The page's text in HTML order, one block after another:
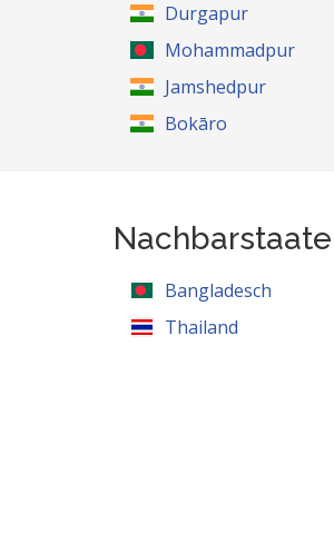
Durgapur
Mohammadpur
Jamshedpur
Bokāro
Bangladesch
Thailand